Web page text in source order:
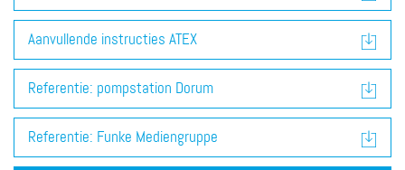
Aanvullende instructies ATEX
Referentie: pompstation Dorum
Referentie: Funke Mediengruppe